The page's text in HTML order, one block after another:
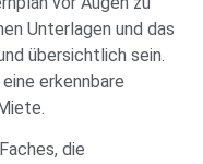
Unterlagen und das
übersichtlich sein.
erkennbare
die